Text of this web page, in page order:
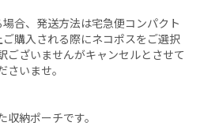
合、発送方法は宅急便コンパクト
購入される際にネコポスをご選択
ございませんがキャンセルとさせて
いませ。
納ポーチです。